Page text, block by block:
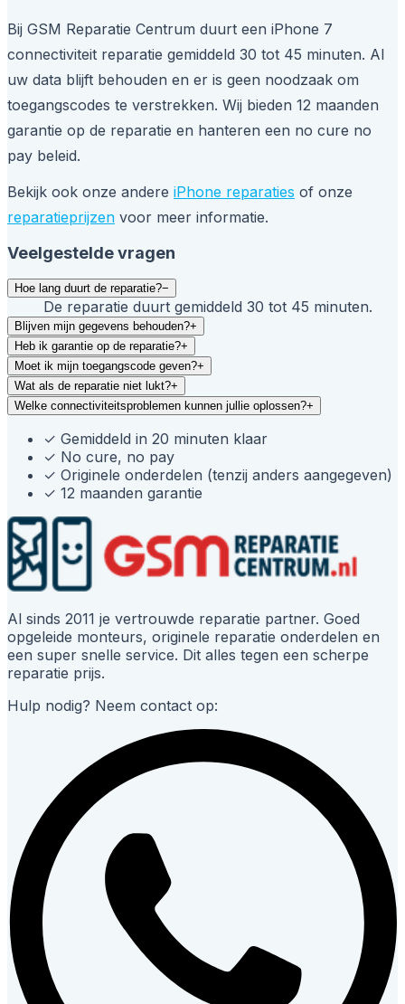
Bij GSM Reparatie Centrum duurt een iPhone 7
connectiviteit reparatie gemiddeld 30 tot 45 minuten. Al
uw data blijft behouden en er is geen noodzaak om
toegangscodes te verstrekken. Wij bieden 12 maanden
garantie op de reparatie en hanteren een no cure no
pay beleid.
Bekijk ook onze andere iPhone reparaties of onze
reparatieprijzen voor meer informatie.
Veelgestelde vragen
Hoe lang duurt de reparatie?−
De reparatie duurt gemiddeld 30 tot 45 minuten.
Blijven mijn gegevens behouden?+
Heb ik garantie op de reparatie?+
Moet ik mijn toegangscode geven?+
Wat als de reparatie niet lukt?+
Welke connectiviteitsproblemen kunnen jullie oplossen?+
✓ Gemiddeld in 20 minuten klaar
✓ No cure, no pay
✓ Originele onderdelen (tenzij anders aangegeven)
✓ 12 maanden garantie
Al sinds 2011 je vertrouwde reparatie partner. Goed
opgeleide monteurs, originele reparatie onderdelen en
een super snelle service. Dit alles tegen een scherpe
reparatie prijs.
Hulp nodig? Neem contact op: